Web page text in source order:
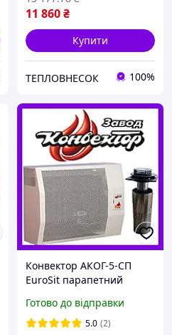
11 860₴
Купити
ТЕПЛОВНЕСОК 100%
Конвектор АКОГ-5-СП
EuroSit парапетний
настінний Ужгородський
з автоматикою ЄвроСіт
Готово до відправки
5.0 (2)